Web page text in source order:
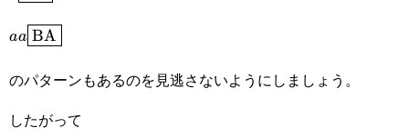
aa\boxed{\text{BA}}
aa BA
のパターンもあるのを見逃さないようにしましょう。
したがって